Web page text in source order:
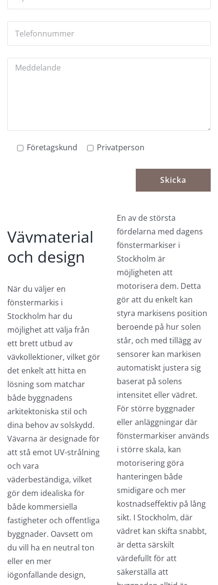
Företagskund Privatperson
Vävmaterial
och design
När du väljer en
fönstermarkis i
Stockholm har du
möjlighet att välja från
ett brett utbud av
vävkollektioner, vilket gör
det enkelt att hitta en
lösning som matchar
både byggnadens
arkitektoniska stil och
dina behov av solskydd.
Vävarna är designade för
att stå emot UV-strålning
och vara
väderbeständiga, vilket
gör dem idealiska för
både kommersiella
fastigheter och offentliga
byggnader. Oavsett om
du vill ha en neutral ton
eller en mer
iögonfallande design,
En av de största
fördelarna med dagens
fönstermarkiser i
Stockholm är
möjligheten att
motorisera dem. Detta
gör att du enkelt kan
styra markisens position
beroende på hur solen
står, och med tillägg av
sensorer kan markisen
automatiskt justera sig
baserat på solens
intensitet eller vädret.
För större byggnader
eller anläggningar där
fönstermarkiser används
i större skala, kan
motorisering göra
hanteringen både
smidigare och mer
kostnadseffektiv på lång
sikt. I Stockholm, där
vädret kan skifta snabbt,
är detta särskilt
värdefullt för att
säkerställa att